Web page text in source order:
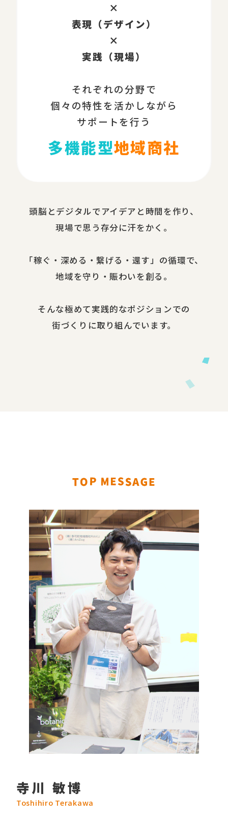
×
表現（デザイン）
×
実践（現場）
それぞれの分野で
個々の特性を活かしながら
サポートを行う
多機能型地域商社
頭脳と​デジタルで​アイデアと​時間を​作り、​
現場で​思う​存分に​汗を​かく。
​「稼ぐ・​深める​・繋げる・還す」の​循環で、​
地域を​守り・​賑わいを​創る。
​そんな​極めて​実践的な​ポジションでの​
街づくりに​取り組んでいます。​
寺川 敏博
Toshihiro Terakawa